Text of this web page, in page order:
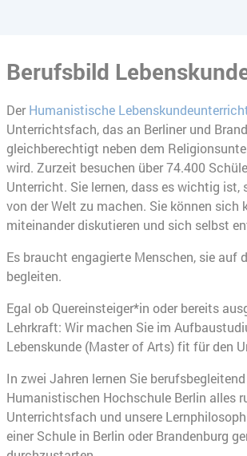
Berufsbild
DerHumanistische
Unterrichtsfach, das an Berliner und
gleichberechtigt neben dem
wird. Zurzeit besuchen über 74.400
Unterricht. Sie lernen, dass es wichtig ist,
von der Welt zu machen. Sie können sich
miteinander diskutieren und sich selbst
Es braucht engagierte Menschen, sie auf
begleiten.
Egal ob Quereinsteiger*in oder bereits
Lehrkraft: Wir machen Sie im
Lebenskunde (Master of Arts) fit für den
In zwei Jahren lernen Sie
Humanistischen Hochschule Berlin alles
Unterrichtsfach und unsere
einer Schule in Berlin oder Brandenburg